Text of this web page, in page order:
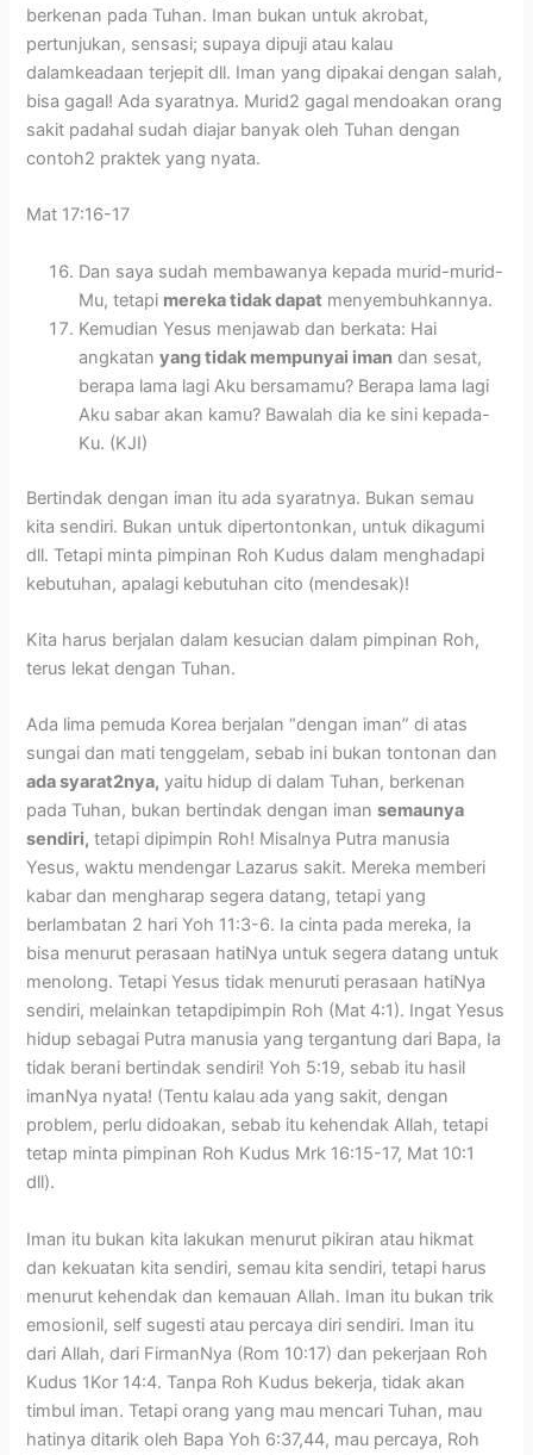
berkenan pada Tuhan. Iman bukan untuk akrobat,
pertunjukan, sensasi; supaya dipuji atau kalau
dalamkeadaan terjepit dll. Iman yang dipakai dengan salah,
bisa gagal! Ada syaratnya. Murid2 gagal mendoakan orang
sakit padahal sudah diajar banyak oleh Tuhan dengan
contoh2 praktek yang nyata.
Mat 17:16-17
Dan saya sudah membawanya kepada murid-murid-
Mu, tetapi mereka tidak dapat menyembuhkannya.
Kemudian Yesus menjawab dan berkata: Hai
angkatanyang tidak mempunyai iman dan sesat,
berapa lama lagi Aku bersamamu? Berapa lama lagi
Aku sabar akan kamu? Bawalah dia ke sini kepada-
Ku. (KJI)
Bertindak dengan iman itu ada syaratnya. Bukan semau
kita sendiri. Bukan untuk dipertontonkan, untuk dikagumi
dll. Tetapi minta pimpinan Roh Kudus dalam menghadapi
kebutuhan, apalagi kebutuhan cito (mendesak)!
Kita harus berjalan dalam kesucian dalam pimpinan Roh,
terus lekat dengan Tuhan.
Ada lima pemuda Korea berjalan “dengan iman” di atas
sungai dan mati tenggelam, sebab ini bukan tontonan dan
ada syarat2nya, yaitu hidup di dalam Tuhan, berkenan
pada Tuhan, bukan bertindak dengan imansemaunya
sendiri, tetapi dipimpin Roh! Misalnya Putra manusia
Yesus, waktu mendengar Lazarus sakit. Mereka memberi
kabar dan mengharap segera datang, tetapi yang
berlambatan 2 hari Yoh 11:3-6. Ia cinta pada mereka, Ia
bisa menurut perasaan hatiNya untuk segera datang untuk
menolong. Tetapi Yesus tidak menuruti perasaan hatiNya
sendiri, melainkan tetapdipimpin Roh (Mat 4:1). Ingat Yesus
hidup sebagai Putra manusia yang tergantung dari Bapa, Ia
tidak berani bertindak sendiri! Yoh 5:19, sebab itu hasil
imanNya nyata! (Tentu kalau ada yang sakit, dengan
problem, perlu didoakan, sebab itu kehendak Allah, tetapi
tetap minta pimpinan Roh Kudus Mrk 16:15-17, Mat 10:1
dll).
Iman itu bukan kita lakukan menurut pikiran atau hikmat
dan kekuatan kita sendiri, semau kita sendiri, tetapi harus
menurut kehendak dan kemauan Allah. Iman itu bukan trik
emosionil, self sugesti atau percaya diri sendiri. Iman itu
dari Allah, dari FirmanNya (Rom 10:17) dan pekerjaan Roh
Kudus 1Kor 14:4. Tanpa Roh Kudus bekerja, tidak akan
timbul iman. Tetapi orang yang mau mencari Tuhan, mau
hatinya ditarik oleh Bapa Yoh 6:37,44, mau percaya, Roh